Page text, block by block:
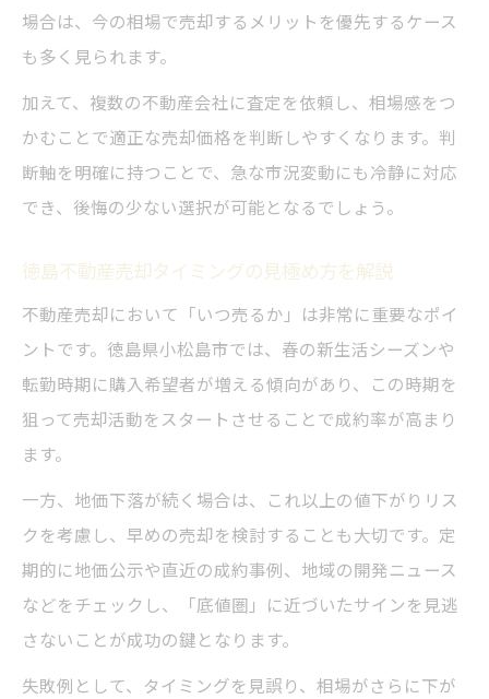
場合は、今の相場で売却するメリットを優先するケース
も多く見られます。
加えて、複数の不動産会社に査定を依頼し、相場感をつ
かむことで適正な売却価格を判断しやすくなります。判
断軸を明確に持つことで、急な市況変動にも冷静に対応
でき、後悔の少ない選択が可能となるでしょう。
徳島不動産売却タイミングの見極め方を解説
不動産売却において「いつ売るか」は非常に重要なポイ
ントです。徳島県小松島市では、春の新生活シーズンや
転勤時期に購入希望者が増える傾向があり、この時期を
狙って売却活動をスタートさせることで成約率が高まり
ます。
一方、地価下落が続く場合は、これ以上の値下がりリス
クを考慮し、早めの売却を検討することも大切です。定
期的に地価公示や直近の成約事例、地域の開発ニュース
などをチェックし、「底値圏」に近づいたサインを見逃
さないことが成功の鍵となります。
失敗例として、タイミングを見誤り、相場がさらに下が